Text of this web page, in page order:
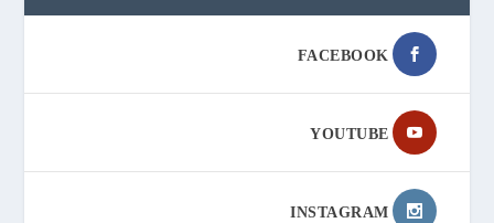
FACEBOOK
YOUTUBE
INSTAGRAM